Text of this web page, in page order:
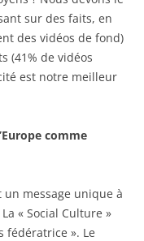
sur des faits, en
des vidéos de fond)
(41% de vidéos
est notre meilleur
comme
un message unique à
« Social Culture »
fédératrice ». Le